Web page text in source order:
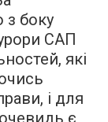
з боку
САП
які
і для
є